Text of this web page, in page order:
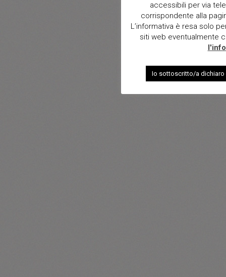
accessibili per via
corrispondente alla
L’informativa è resa solo
siti web eventualmente
Io sottoscritto/a dichiaro